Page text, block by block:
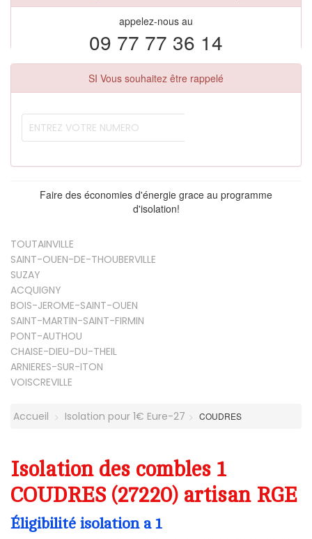
appelez-nous au
09 77 77 36 14
SI Vous souhaitez être rappelé
Faire des économies d'énergie grace au programme
d'isolation!
TOUTAINVILLE
SAINT-OUEN-DE-THOUBERVILLE
SUZAY
ACQUIGNY
BOIS-JEROME-SAINT-OUEN
SAINT-MARTIN-SAINT-FIRMIN
PONT-AUTHOU
CHAISE-DIEU-DU-THEIL
ARNIERES-SUR-ITON
VOISCREVILLE
Accueil Isolation pour 1€ Eure-27 COUDRES
Isolation des combles 1
COUDRES (27220) artisan RGE
Éligibilité isolation a 1